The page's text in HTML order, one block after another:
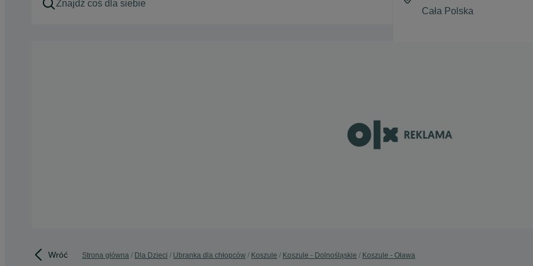
Wróć Strona główna Dla Dzieci Ubranka dla chłopców Koszule Koszule - Dolnośląskie Koszule - Oława